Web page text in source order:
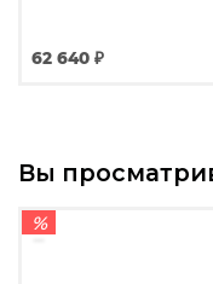
62 640 ₽
Вы
%